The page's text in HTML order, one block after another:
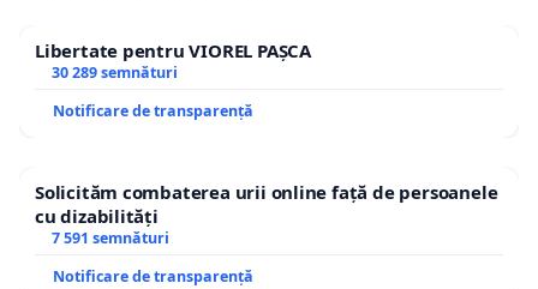
Libertate pentru VIOREL PAȘCA
30 289 semnături
Notificare de transparență
Solicităm combaterea urii online față de persoanele
cu dizabilități
7 591 semnături
Notificare de transparență